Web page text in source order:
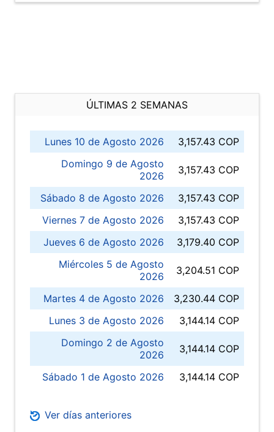
ÚLTIMAS 2 SEMANAS
Lunes 10 de Agosto 2026
3,157.43 COP
Domingo 9 de Agosto
2026
3,157.43 COP
Sábado 8 de Agosto 2026
3,157.43 COP
Viernes 7 de Agosto 2026
3,157.43 COP
Jueves 6 de Agosto 2026
3,179.40 COP
Miércoles 5 de Agosto
2026
3,204.51 COP
Martes 4 de Agosto 2026
3,230.44 COP
Lunes 3 de Agosto 2026
3,144.14 COP
Domingo 2 de Agosto
2026
3,144.14 COP
Sábado 1 de Agosto 2026 3,144.14 COP
Ver días anteriores